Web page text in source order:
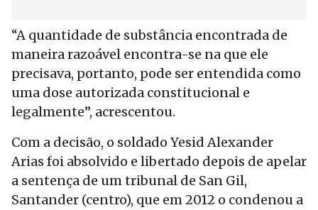
“A quantidade de substância encontrada de
maneira razoável encontra-se na que ele
precisava, portanto, pode ser entendida como
uma dose autorizada constitucional e
legalmente”, acrescentou.
Com a decisão, o soldado Yesid Alexander
Arias foi absolvido e libertado depois de apelar
a sentença de um tribunal de San Gil,
Santander (centro), que em 2012 o condenou a